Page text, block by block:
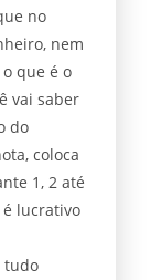
no
nem
que é o
vai saber
do
coloca
1, 2 até
é lucrativo
tudo